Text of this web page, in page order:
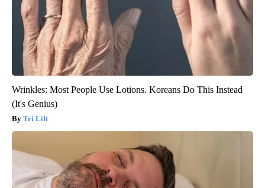
Wrinkles: Most People Use Lotions. Koreans Do This Instead
(It's Genius)
Tri Lift